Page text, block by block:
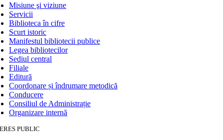
Misiune şi viziune
Servicii
Biblioteca în cifre
Scurt istoric
Manifestul bibliotecii publice
Legea bibliotecilor
Sediul central
Filiale
Editură
Coordonare și îndrumare metodică
Conducere
Consiliul de Administrație
Organizare internă
PUBLIC